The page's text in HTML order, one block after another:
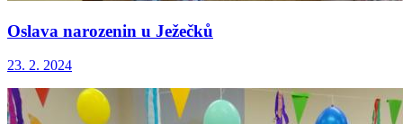
Oslava narozenin u Ježečků
23. 2. 2024